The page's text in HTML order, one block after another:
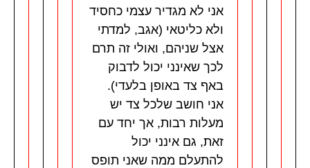
אני לא מגדיר עצמי כחסיד
ולא כליטאי (אגב, למדתי
אצל שניהם, ואולי זה תרם
לכך שאינני יכול לדבוק
באף צד באופן בלעדי).
אני חושב שלכל צד יש
מעלות רבות, אך יחד עם
זאת, גם אינני יכול
להתעלם ממה שאני תופס